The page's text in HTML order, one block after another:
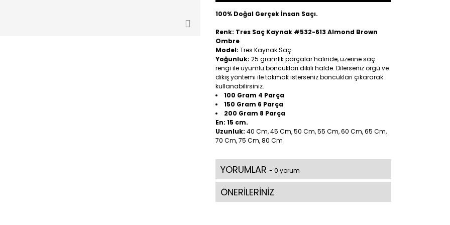
100% Doğal Gerçek İnsan Saçı.
Renk: Tres Saç Kaynak #532-613 Almond Brown
Ombre
Model: Tres Kaynak Saç
Yoğunluk: 25 gramlık parçalar halinde, üzerine saç
rengi ile uyumlu boncukları dikili halde. Dilerseniz örgü ve
dikiş yöntemi ile takmak isterseniz boncukları çıkararak
kullanabilirsiniz.
100 Gram 4 Parça
150 Gram 6 Parça
200 Gram 8 Parça
En: 15 cm.
Uzunluk: 40 Cm, 45 Cm, 50 Cm, 55 Cm, 60 Cm, 65 Cm,
70 Cm, 75 Cm, 80 Cm
YORUMLAR - 0 yorum
ÖNERİLERİNİZ